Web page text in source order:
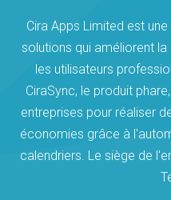
Cira Apps Limited est
solutions qui améliorent
les utilisateurs
CiraSync, le produit
entreprises pour réaliser
économies grâce à
calendriers. Le siège de